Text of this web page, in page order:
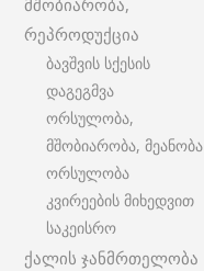
მშობიარობა,
რეპროდუქცია
ბავშვის სქესის
დაგეგმვა
ორსულობა,
მშობიარობა, მეანობა
ორსულობა
კვირეების მიხედვით
საკეისრო
ქალის ჯანმრთელობა